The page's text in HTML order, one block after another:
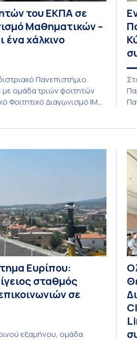
του ΕΚΠΑ σε
Μαθηματικών –
ένα χάλκινο
Πανεπιστήμιο
ομάδα τριών φοιτητών
Φοιτητικό Διαγωνισμό IMC
φοιτητές
πανεπιστήμια από 46
συμμετείχαν επίσης το
το Αριστοτέλειο
Ευρίπου:
σταθμός
σε
εξαμήνου, ομάδα